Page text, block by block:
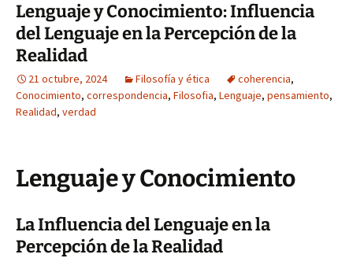
Lenguaje y Conocimiento: Influencia
del Lenguaje en la Percepción de la
Realidad
21 octubre, 2024 Filosofía y ética coherencia,
Conocimiento, correspondencia, Filosofia, Lenguaje, pensamiento,
Realidad, verdad
Lenguaje y Conocimiento
La Influencia del Lenguaje en la
Percepción de la Realidad